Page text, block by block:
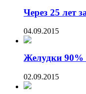
Через 25 лет
04.09.2015
Желудки 90%
02.09.2015